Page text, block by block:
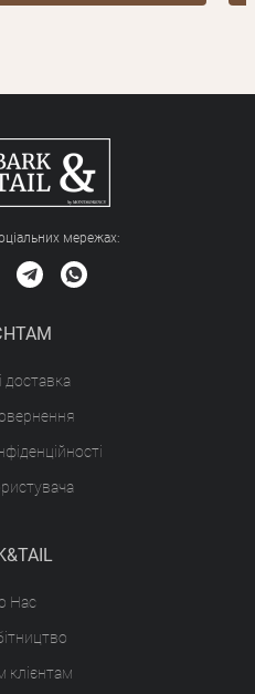
мережах:
доставка
Нас
клієнтам